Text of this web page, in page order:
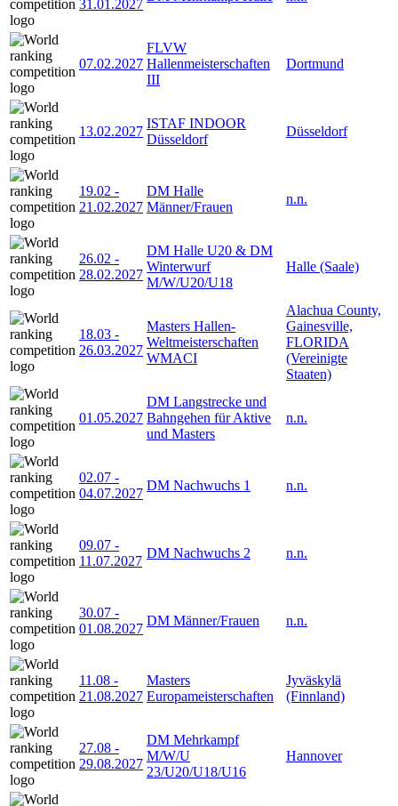
31.01.2027
07.02.2027
FLVW
Hallenmeisterschaften
III
Dortmund
13.02.2027
ISTAF INDOOR
Düsseldorf
Düsseldorf
19.02 -
21.02.2027
DM Halle
Männer/Frauen
n.n.
26.02 -
28.02.2027
DM Halle U20 & DM
Winterwurf
M/W/U20/U18
Halle (Saale)
18.03 -
26.03.2027
Masters Hallen-
Weltmeisterschaften
WMACI
Alachua County,
Gainesville,
FLORIDA
(Vereinigte
Staaten)
01.05.2027
DM Langstrecke und
Bahngehen für Aktive
und Masters
n.n.
02.07 -
04.07.2027
DM Nachwuchs 1 n.n.
09.07 -
11.07.2027
DM Nachwuchs 2 n.n.
30.07 -
01.08.2027
DM Männer/Frauen n.n.
11.08 -
21.08.2027
Masters
Europameisterschaften
Jyväskylä
(Finnland)
27.08 -
29.08.2027
DM Mehrkampf
M/W/U
23/U20/U18/U16
Hannover